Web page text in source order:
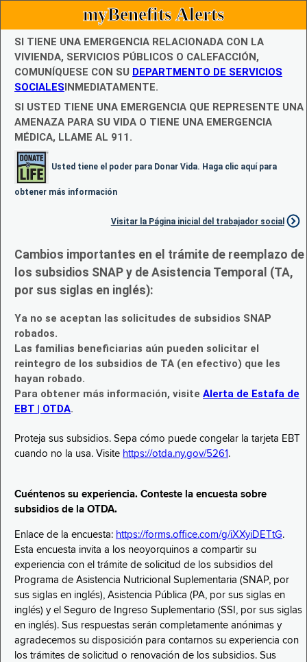
myBenefits Alerts
SI TIENE UNA EMERGENCIA RELACIONADA CON LA
VIVIENDA, SERVICIOS PÚBLICOS O CALEFACCIÓN,
COMUNÍQUESE CON SU DEPARTMENTO DE SERVICIOS
SOCIALESINMEDIATAMENTE.
SI USTED TIENE UNA EMERGENCIA QUE REPRESENTE UNA
AMENAZA PARA SU VIDA O TIENE UNA EMERGENCIA
MÉDICA, LLAME AL 911.
Usted tiene el poder para Donar Vida. Haga clic aquí para
obtener más información
Visitar la Página inicial del trabajador social
Cambios importantes en el trámite de reemplazo de
los subsidios SNAP y de Asistencia Temporal (TA,
por sus siglas en inglés):
Ya no se aceptan las solicitudes de subsidios SNAP
robados.
Las familias beneficiarias aún pueden solicitar el
reintegro de los subsidios de TA (en efectivo) que les
hayan robado.
Para obtener más información, visite Alerta de Estafa de
EBT | OTDA.
Proteja sus subsidios. Sepa cómo puede congelar la tarjeta EBT
cuando no la usa. Visite https://otda.ny.gov/5261 .
Cuéntenos su experiencia. Conteste la encuesta sobre
subsidios de la OTDA.
Enlace de la encuesta: https://forms.office.com/g/iXXyiDETtG.
Esta encuesta invita a los neoyorquinos a compartir su
experiencia con el trámite de solicitud de los subsidios del
Programa de Asistencia Nutricional Suplementaria (SNAP, por
sus siglas en inglés), Asistencia Pública (PA, por sus siglas en
inglés) y el Seguro de Ingreso Suplementario (SSI, por sus siglas
en inglés). Sus respuestas serán completamente anónimas y
agradecemos su disposición para contarnos su experiencia con
los trámites de solicitud o renovación de los subsidios. Sus